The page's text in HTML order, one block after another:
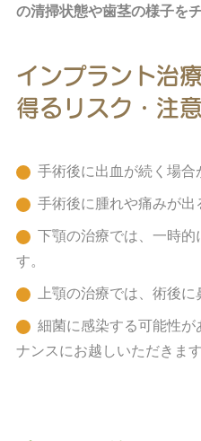
の清掃状態や歯茎の様子を
インプラント治
得るリスク・注
手術後に出血が続く場合
手術後に腫れや痛みが出
下顎の治療では、一時的
す。
上顎の治療では、術後
細菌に感染する可能性
ナンスにお越しいただきます